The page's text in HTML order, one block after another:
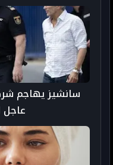
سانشيز يهاجم
عاجل